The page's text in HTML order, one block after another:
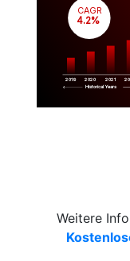
2019 2020 2021
CAGR
4.2%
Historical Years
Weitere